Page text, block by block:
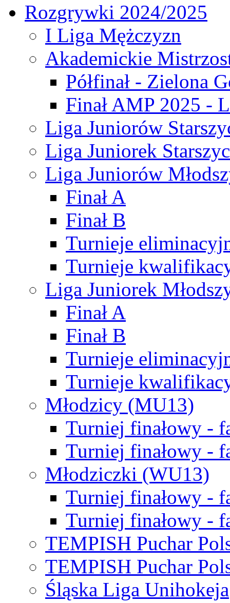
Rozgrywki 2024/2025
I Liga Mężczyzn
Akademickie
Półfinał - Zielona
Finał AMP 2025 -
Liga Juniorów
Liga Juniorek
Liga Juniorów
Finał A
Finał B
Turnieje
Turnieje
Liga Juniorek
Finał A
Finał B
Turnieje
Turnieje
Młodzicy (MU13)
Turniej finałowy -
Turniej finałowy -
Młodziczki (WU13)
Turniej finałowy -
Turniej finałowy -
TEMPISH Puchar
TEMPISH Puchar
Śląska Liga Unihokeja